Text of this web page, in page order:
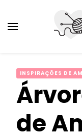
INSPIRAÇÕES DE
de